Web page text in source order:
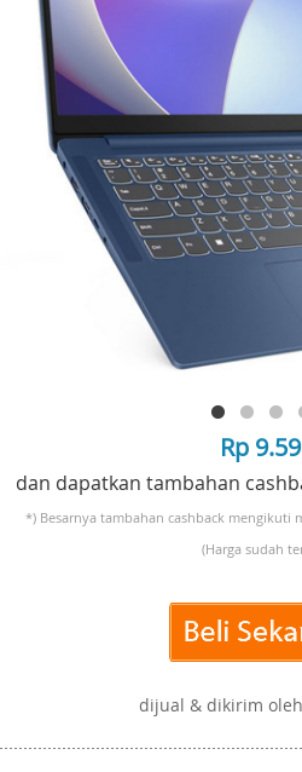
Rp
dan dapatkan tambahan
*) Besarnya tambahan cashback
(Harga sudah
dijual & dikirim